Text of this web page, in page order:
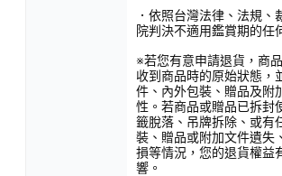
．依照台灣法律、法規、
院判決不適用鑑賞期的任
※若您有意申請退貨，商
收到商品時的原始狀態，
件、內外包裝、贈品及附
性。若商品或贈品已拆封
籤脫落、吊牌拆除、或有
裝、贈品或附加文件遺失
損等情況，您的退貨權益
響。